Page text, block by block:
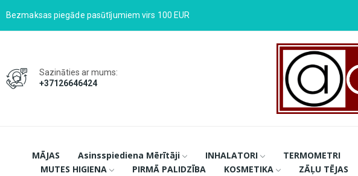
Bezmaksas piegāde pasūtījumiem virs 100 EUR
Sazināties ar mums:
+37126646424
MĀJAS Asinsspiediena Mērītāji INHALATORI TERMOMETRI
MUTES HIGIENA
PIRMĀ PALIDZĪBA KOSMETIKA ZĀĻU TĒJAS